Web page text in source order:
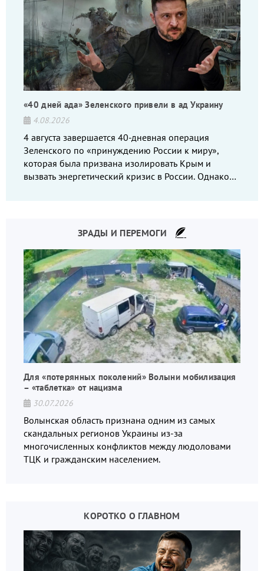
«40 дней ада» Зеленского привели в ад Украину
4.08.2026
4 августа завершается 40-дневная операция
Зеленского по «принуждению России к миру»,
которая была призвана изолировать Крым и
вызвать энергетический кризис в России. Однако
ЗРАДЫ И ПЕРЕМОГИ
Для «потерянных поколений» Волыни мобилизация
– «таблетка» от нацизма
30.07.2026
Волынская область признана одним из самых
скандальных регионов Украины из-за
многочисленных конфликтов между людоловами
ТЦК и гражданским населением.
КОРОТКО О ГЛАВНОМ